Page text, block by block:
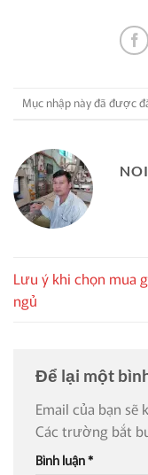
Mục nhập này đã được
Lưu ý khi chọn mua
ngủ
Để lại một
Email của bạn
Các trường bắt
Bình luận*